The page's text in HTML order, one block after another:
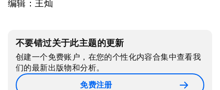
编辑：王灿
不要错过关于此主题的更新
创建一个免费账户，在您的个性化内容合集中查看我
们的最新出版物和分析。
免费注册